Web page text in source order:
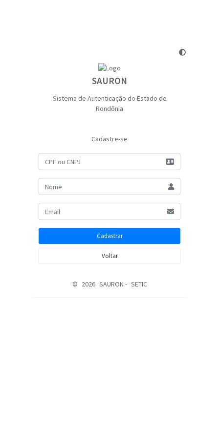
SAURON
Sistema de Autenticação do Estado de
Rondônia
Cadastre-se
Cadastrar
Voltar
© 2026 SAURON - SETIC